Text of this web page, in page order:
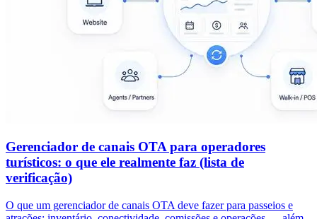
Gerenciador de canais OTA para operadores
turísticos: o que ele realmente faz (lista de
verificação)
O que um gerenciador de canais OTA deve fazer para passeios e